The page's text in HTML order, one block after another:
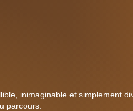
inimaginable et simplement
parcours.